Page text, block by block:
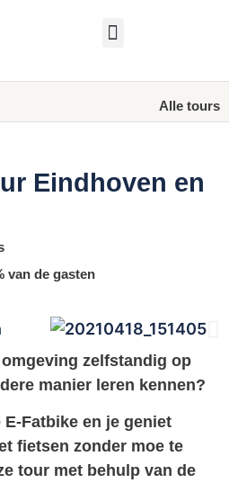
Alle tours
Eindhoven en
van de gasten
zelfstandig op
manier leren kennen?
Fatbike en je geniet
fietsen zonder moe te
tour met behulp van de